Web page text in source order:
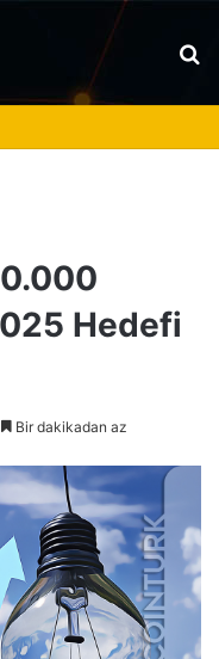
Hedefi
Bir dakikadan az